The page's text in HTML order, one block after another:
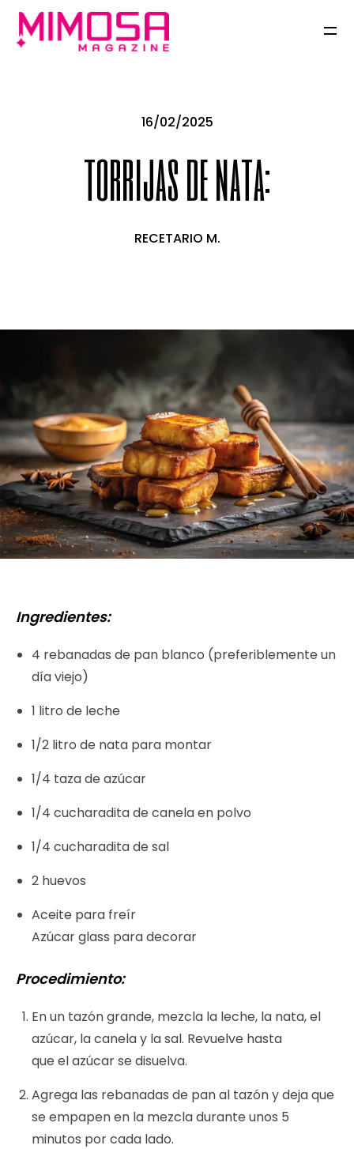
16/02/2025
torrijas de nata:
RECETARIO M.
Ingredientes:
4 rebanadas de pan blanco (preferiblemente un
día viejo)
1 litro de leche
1/2 litro de nata para montar
1/4 taza de azúcar
1/4 cucharadita de canela en polvo
1/4 cucharadita de sal
2 huevos
Aceite para freír
Azúcar glass para decorar
Procedimiento:
En un tazón grande, mezcla la leche, la nata, el
azúcar, la canela y la sal. Revuelve hasta
que el azúcar se disuelva.
Agrega las rebanadas de pan al tazón y deja que
se empapen en la mezcla durante unos 5
minutos por cada lado.